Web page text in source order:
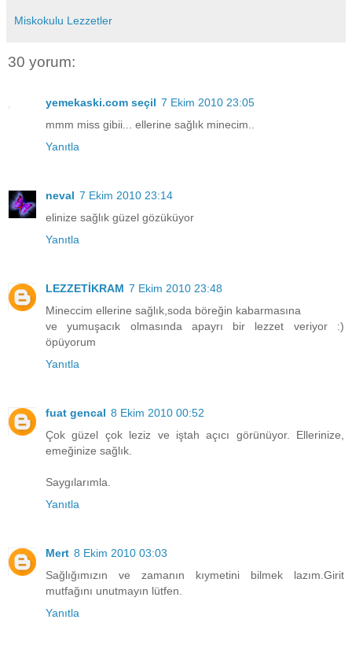
Miskokulu Lezzetler
30 yorum:
yemekaski.com seçil 7 Ekim 2010 23:05
mmm miss gibii... ellerine sağlık minecim..
Yanıtla
neval 7 Ekim 2010 23:14
elinize sağlık güzel gözüküyor
Yanıtla
LEZZETİKRAM 7 Ekim 2010 23:48
Mineccim ellerine sağlık,soda böreğin kabarmasına
ve yumuşacık olmasında apayrı bir lezzet veriyor :)
öpüyorum
Yanıtla
fuat gencal 8 Ekim 2010 00:52
Çok güzel çok leziz ve iştah açıcı görünüyor. Ellerinize,
emeğinize sağlık.
Saygılarımla.
Yanıtla
Mert 8 Ekim 2010 03:03
Sağlığımızın ve zamanın kıymetini bilmek lazım.Girit
mutfağını unutmayın lütfen.
Yanıtla